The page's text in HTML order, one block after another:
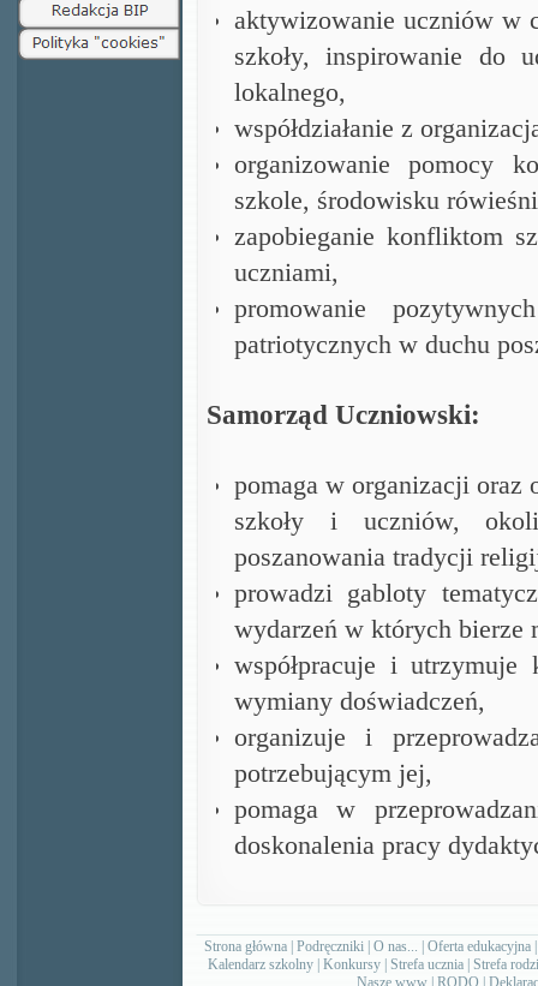
aktywizowanie uczniów w
szkoły, inspirowanie do
lokalnego,
współdziałanie z
organizowanie pomocy
szkole, środowisku
zapobieganie konfliktom
uczniami,
promowanie
patriotycznych w duchu
Samorząd Uczniowski:
pomaga w organizacji oraz
szkoły i uczniów,
poszanowania tradycji
prowadzi gabloty
wydarzeń w których bierze
współpracuje i
wymiany doświadczeń,
organizuje i
potrzebującym jej,
pomaga w
doskonalenia pracy
Strona główna Podręczniki O nas... Oferta edukacyjna
Kalendarz szkolny Konkursy Strefa ucznia Strefa
Nasze www RODO